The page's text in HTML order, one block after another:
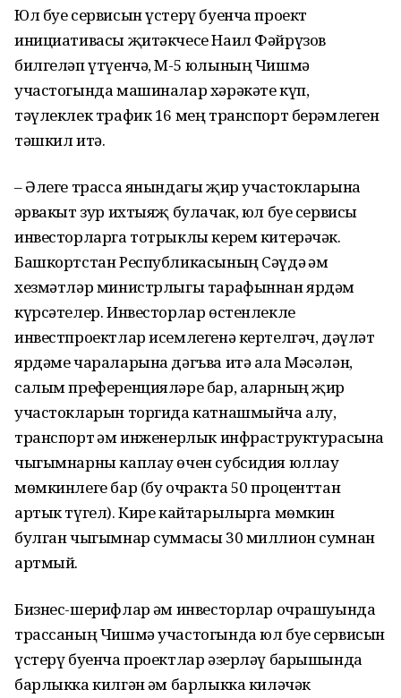
Юл буе сервисын үстерү буенча проект
инициативасы җитәкчесе Наил Фәйрүзов
билгеләп үтүенчә, М-5 юлының Чишмә
участогында машиналар хәрәкәте күп,
тәүлеклек трафик 16 мең транспорт берәмлеген
тәшкил итә.
– Әлеге трасса янындагы җир участокларына
һәрвакыт зур ихтыяҗ булачак, юл буе сервисы
инвесторларга тотрыклы керем китерәчәк.
Башкортстан Республикасының Сәүдә һәм
хезмәтләр министрлыгы тарафыннан ярдәм
күрсәтелер. Инвесторлар өстенлекле
инвестпроектлар исемлегенә кертелгәч, дәүләт
ярдәме чараларына дәгъва итә ала Мәсәлән,
салым преференцияләре бар, аларның җир
участокларын торгида катнашмыйча алу,
транспорт һәм инженерлык инфраструктурасына
чыгымнарны каплау өчен субсидия юллау
мөмкинлеге бар (бу очракта 50 проценттан
артык түгел). Кире кайтарылырга мөмкин
булган чыгымнар суммасы 30 миллион сумнан
артмый.
Бизнес-шерифлар һәм инвесторлар очрашуында
трассаның Чишмә участогында юл буе сервисын
үстерү буенча проектлар әзерләү барышында
барлыкка килгән һәм барлыкка киләчәк